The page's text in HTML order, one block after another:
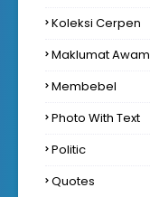
Koleksi Cerpen
Maklumat Awam
Membebel
Photo With Text
Politic
Quotes